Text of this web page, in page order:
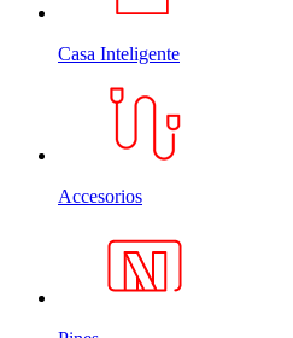
Casa Inteligente
Accesorios